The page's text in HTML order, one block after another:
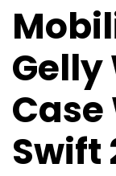
Gelly
Swift